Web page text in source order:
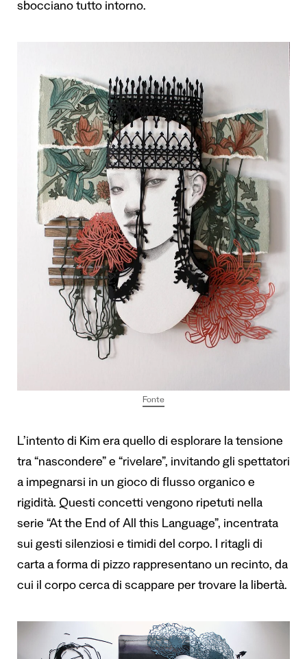
sbocciano tutto intorno.
Fonte
L’intento di Kim era quello di esplorare la tensione
tra “nascondere” e “rivelare”, invitando gli spettatori
a impegnarsi in un gioco di flusso organico e
rigidità. Questi concetti vengono ripetuti nella
serie “At the End of All this Language”, incentrata
sui gesti silenziosi e timidi del corpo. I ritagli di
carta a forma di pizzo rappresentano un recinto, da
cui il corpo cerca di scappare per trovare la libertà.